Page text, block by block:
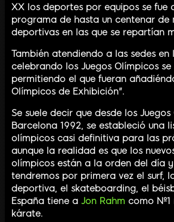
XX los deportes por equipos se fue
programa de hasta un centenar de
deportivas en las que se repartían
También atendiendo a las sedes en
celebrando los Juegos Olímpicos
permitiendo el que fueran
Olímpicos de Exhibición".
Se suele decir que desde los
Barcelona 1992, se estableció una
olímpicos casi definitiva para las
aunque la realidad es que los
olímpicos están a la orden del día y
tendremos por primera vez el surf,
deportiva, el skateboarding, el
España tiene a Jon Rahm como
kárate.